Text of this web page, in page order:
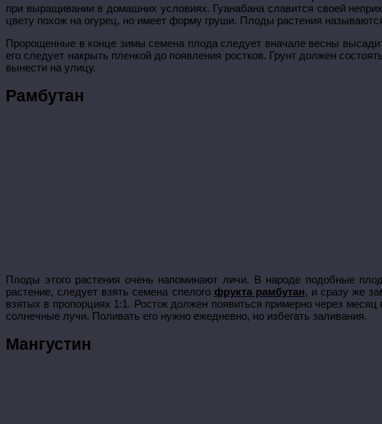
при выращивании в домашних условиях. Гуанабана славится своей
цвету похож на огурец, но имеет форму груши. Плоды растения
Пророщенные в конце зимы семена плода следует вначале весны
его следует накрыть пленкой до появления ростков. Грунт должен
вынести на улицу.
Рамбутан
Плоды этого растения очень напоминают личи. В народе подобные
растение, следует взять семена спелого фрукта рамбутан, и сразу же
взятых в пропорциях 1:1. Росток должен появиться примерно через
солнечные лучи. Поливать его нужно ежедневно, но избегать заливания.
Мангустин